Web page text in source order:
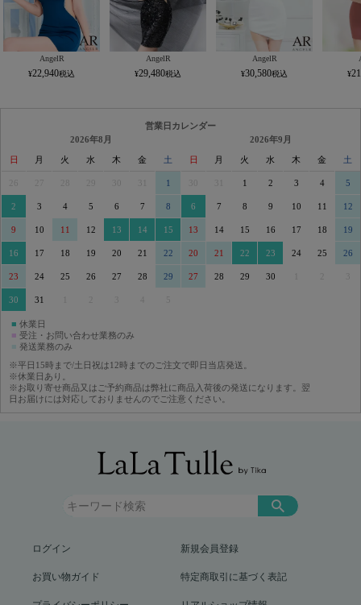
AngelR
22,940
AngelR
29,480
AngelR
30,580
営業日カレンダー
2026年8月
日 月 火 水 木 金 土
29 1
2 3 4 5 6 7 8
9 10 11 12 13 14 15
16 17 18 19 20 21 22
23 24 25 26 27 28 29
30 31
2026年9月
日 月 火 水 木 金 土
1 2 3 4 5
6 7 8 9 10 11 12
13 14 15 16 17 18 19
20 21 22 23 24 25 26
27 28 29 30
■ 休業日
■ 受注・お問い合わせ業務のみ
発送業務のみ
※平日15時まで/土日祝は12時までのご注文で即日当店発送。
※休業日あり。
※お取り寄せ商品又はご予約商品は弊社に商品入荷後の発送になります。翌
日お届けには対応しておりませんのでご注意ください。
ログイン 新規会員登録
お買い物ガイド 特定商取引に基づく表記